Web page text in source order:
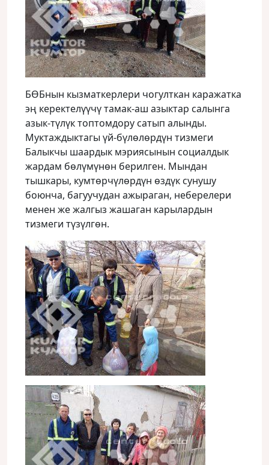
БӨБнын кызматкерлери чогулткан каражатка
эң керектелүүчү тамак-аш азыктар салынга
азык-түлүк топтомдору сатып алынды.
Муктаждыктагы үй-бүлөлөрдүн тизмеги
Балыкчы шаардык мэриясынын социалдык
жардам бөлүмүнөн берилген. Мындан
тышкары, кумтөрчүлөрдүн өздүк сунушу
боюнча, багуучудан ажыраган, неберелери
менен же жалгыз жашаган карылардын
тизмеги түзүлгөн.